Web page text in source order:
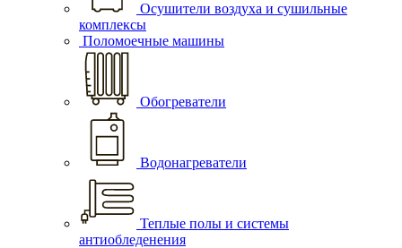
Осушители воздуха и сушильные
комплексы
Поломоечные машины
Обогреватели
Водонагреватели
Теплые полы и системы
антиобледенения